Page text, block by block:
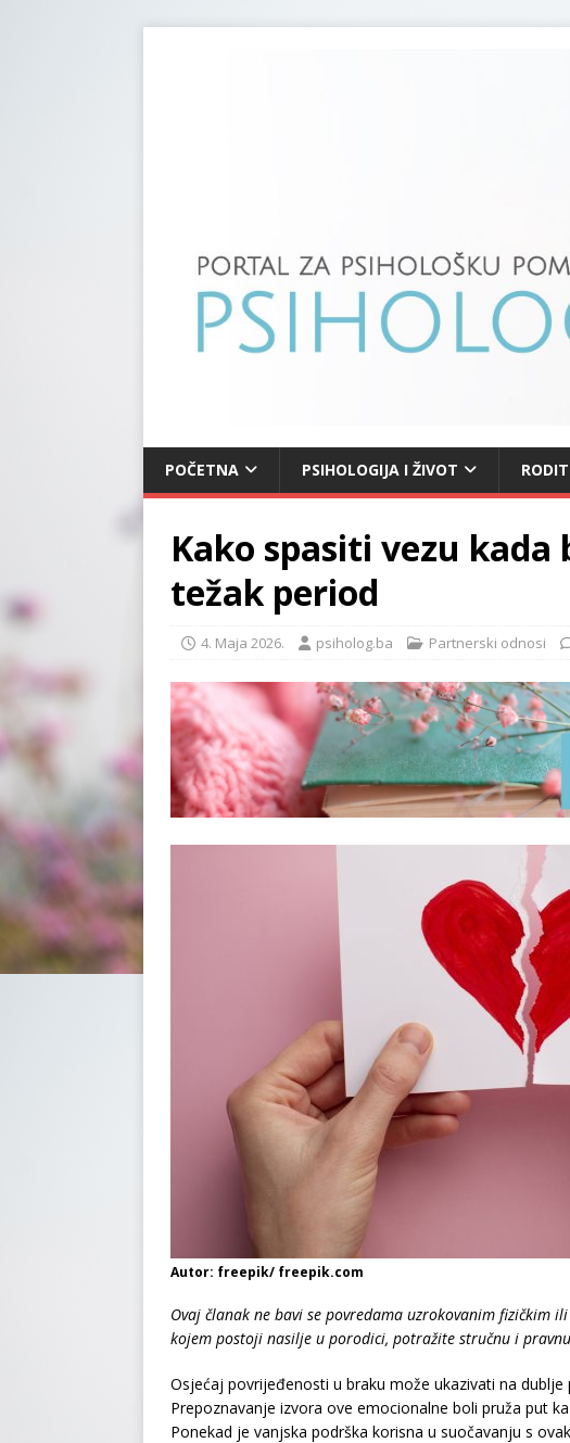
POČETNA PSIHOLOGIJA I ŽIVOT
Kako spasiti vezu
težak period
4. Maja 2026. psiholog.ba Partnerski odnosi
Autor: freepik/ freepik.com
Ovaj članak ne bavi se povredama uzrokovanim fizičkim
kojem postoji nasilje u porodici, potražite stručnu i
Osjećaj povrijeđenosti u braku može ukazivati na
Prepoznavanje izvora ove emocionalne boli pruža put
Ponekad je vanjska podrška korisna u suočavanju s